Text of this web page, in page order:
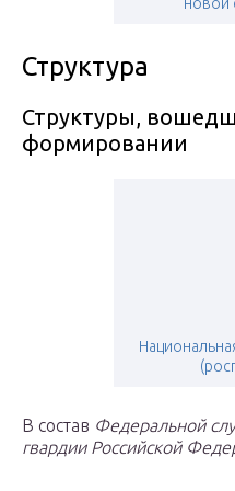
Структура
Структуры,
формировании
В состав Федеральной
гвардии Российской